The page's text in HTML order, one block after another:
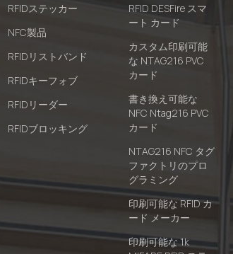
RFIDステッカー
NFC製品
RFIDリストバンド
RFIDキーフォブ
RFIDリーダー
RFIDブロッキング
RFID DESFire スマ
ート カード
カスタム印刷可能
な NTAG216 PVC
カード
書き換え可能な
NFC Ntag216 PVC
カード
NTAG216 NFC タグ
ファクトリのプロ
グラミング
印刷可能な RFID カ
ード メーカー
印刷可能な 1k